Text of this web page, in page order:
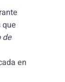
que
de
en